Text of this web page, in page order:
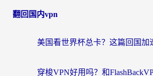
翻回国内vpn